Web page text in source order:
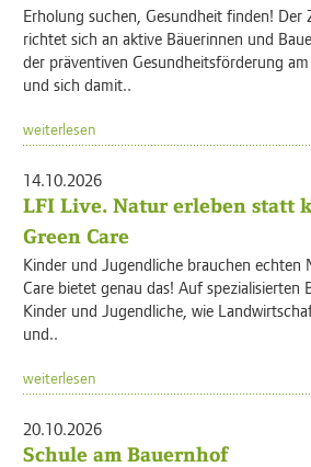
Erholung suchen, Gesundheit finden! Der
richtet sich an aktive Bäuerinnen und
der präventiven Gesundheitsförderung
und sich damit..
weiterlesen
14.10.2026
LFI Live. Natur erleben statt
Green Care
Kinder und Jugendliche brauchen echten
Care bietet genau das! Auf spezialisierten
Kinder und Jugendliche, wie
und..
weiterlesen
20.10.2026
Schule am Bauernhof